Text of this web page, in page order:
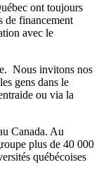
ont toujours
de financement
avec le
Nous invitons nos
gens dans le
ou via la
Canada. Au
plus de 40 000
québécoises